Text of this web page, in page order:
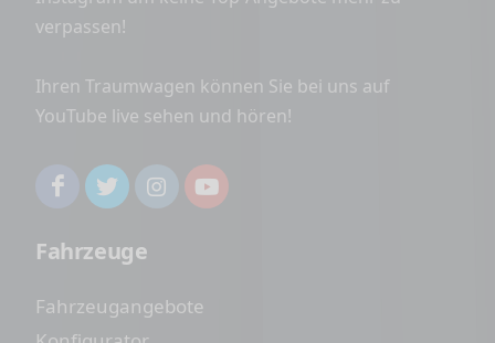
verpassen!
Ihren Traumwagen können Sie bei uns auf
YouTube live sehen und hören!
Fahrzeuge
Fahrzeugangebote